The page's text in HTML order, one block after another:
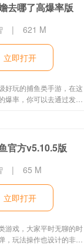
去哪了高爆率版
| 621 M
立即打开
好玩的捕鱼类手游，在这
率，你可以去通过发射
海底地图，风暴港湾、章
具特色，炫酷的海底画
官方v5.10.5版
| 65 M
立即打开
游戏，大家平时无聊的时
玩法操作也设计的非常